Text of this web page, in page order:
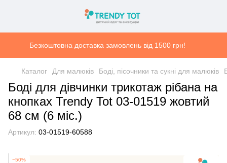
Безкоштовна доставка замовлень від 1500 грн!
Каталог Для малюків Боді, пісочники та сукні для малюків
Боді для дівчинки трикотаж рібана на
кнопках Trendy Tot 03-01519 жовтий
68 см (6 мiс.)
Артикул: 03-01519-60588
−50%